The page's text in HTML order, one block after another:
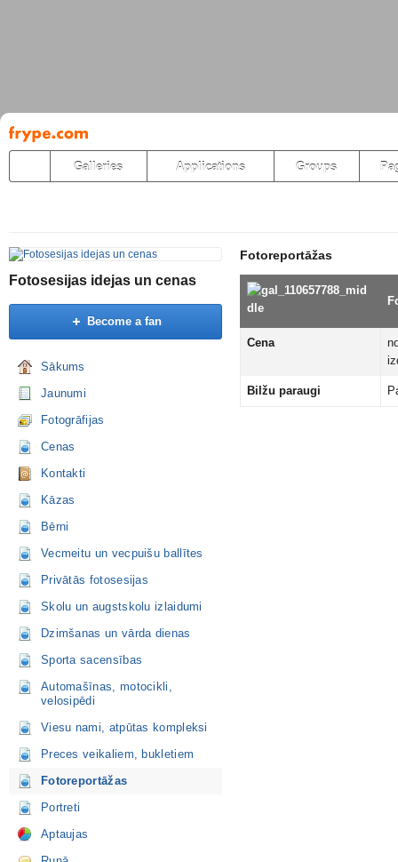
Pāriet
uz
saturu
Galleries Applications Groups
Fotosesijas idejas un cenas
Become a fan
Sākums
Jaunumi
Fotogrāfijas
Cenas
Kontakti
Kāzas
Bērni
Vecmeitu un vecpuišu ballītes
Privātās fotosesijas
Skolu un augstskolu izlaidumi
Dzimšanas un vārda dienas
Sporta sacensības
Automašīnas, motocikli,
velosipēdi
Viesu nami, atpūtas kompleksi
Preces veikaliem, bukletiem
Fotoreportāžas
Portreti
Aptaujas
Fotoreportāžas
Cena
Bilžu paraugi